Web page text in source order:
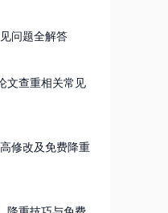
问题全解答
文查重相关常见
修改及免费降重